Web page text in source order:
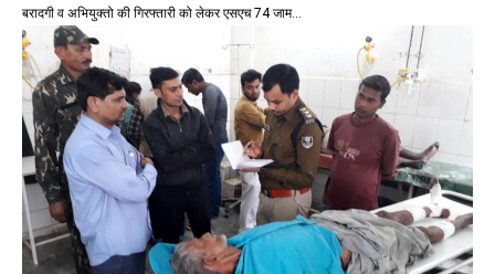
बरादगी व अभियुक्तो की गिरफ्तारी को लेकर एसएच 74 जाम...